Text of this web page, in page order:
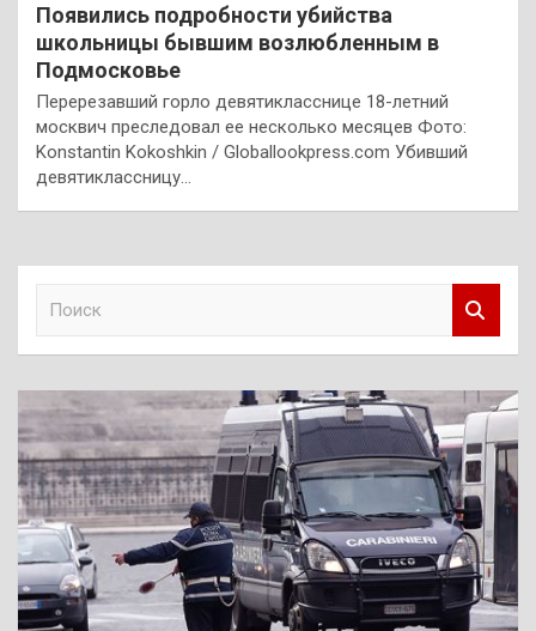
Появились подробности убийства
школьницы бывшим возлюбленным в
Подмосковье
Перерезавший горло девятикласснице 18-летний
москвич преследовал ее несколько месяцев Фото:
Konstantin Kokoshkin / Globallookpress.com Убивший
девятиклассницу…
к